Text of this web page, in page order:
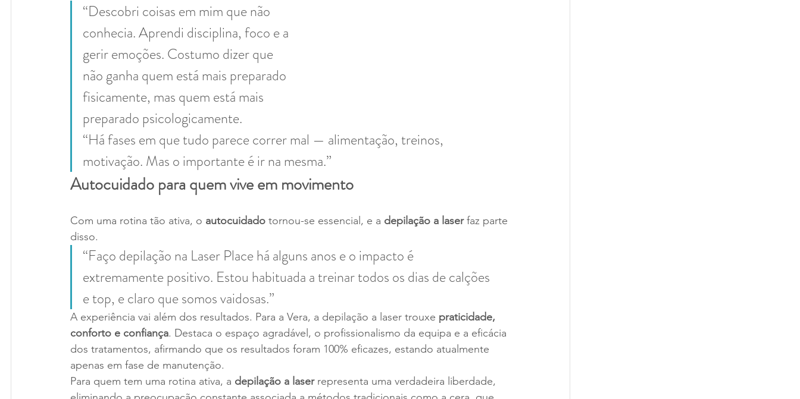
“Descobri coisas em mim que não
conhecia. Aprendi disciplina, foco e a
gerir emoções. Costumo dizer que
não ganha quem está mais preparado
fisicamente, mas quem está mais
preparado psicologicamente.
“Há fases em que tudo parece correr mal — alimentação, treinos,
motivação. Mas o importante é ir na mesma.”
Autocuidado para quem vive em movimento
Com uma rotina tão ativa, o autocuidado tornou-se essencial, e a depilação a laser faz parte
disso.
“Faço depilação na Laser Place há alguns anos e o impacto é
extremamente positivo. Estou habituada a treinar todos os dias de calções
e top, e claro que somos vaidosas.”
A experiência vai além dos resultados. Para a Vera, a depilação a laser trouxe praticidade,
conforto e confiança. Destaca o espaço agradável, o profissionalismo da equipa e a eficácia
dos tratamentos, afirmando que os resultados foram 100% eficazes, estando atualmente
apenas em fase de manutenção.
Para quem tem uma rotina ativa, a depilação a laser representa uma verdadeira liberdade,